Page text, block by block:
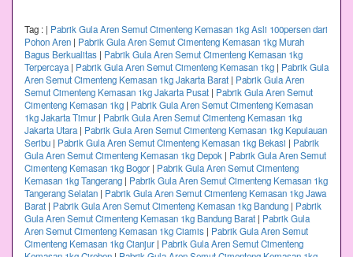
Tag : | Pabrik Gula Aren Semut Cimenteng Kemasan 1kg Asli 100persen dari
Pohon Aren | Pabrik Gula Aren Semut Cimenteng Kemasan 1kg Murah
Bagus Berkualitas | Pabrik Gula Aren Semut Cimenteng Kemasan 1kg
Terpercaya | Pabrik Gula Aren Semut Cimenteng Kemasan 1kg | Pabrik Gula
Aren Semut Cimenteng Kemasan 1kg Jakarta Barat | Pabrik Gula Aren
Semut Cimenteng Kemasan 1kg Jakarta Pusat | Pabrik Gula Aren Semut
Cimenteng Kemasan 1kg | Pabrik Gula Aren Semut Cimenteng Kemasan
1kg Jakarta Timur | Pabrik Gula Aren Semut Cimenteng Kemasan 1kg
Jakarta Utara | Pabrik Gula Aren Semut Cimenteng Kemasan 1kg Kepulauan
Seribu | Pabrik Gula Aren Semut Cimenteng Kemasan 1kg Bekasi | Pabrik
Gula Aren Semut Cimenteng Kemasan 1kg Depok | Pabrik Gula Aren Semut
Cimenteng Kemasan 1kg Bogor | Pabrik Gula Aren Semut Cimenteng
Kemasan 1kg Tangerang | Pabrik Gula Aren Semut Cimenteng Kemasan 1kg
Tangerang Selatan | Pabrik Gula Aren Semut Cimenteng Kemasan 1kg Jawa
Barat | Pabrik Gula Aren Semut Cimenteng Kemasan 1kg Bandung | Pabrik
Gula Aren Semut Cimenteng Kemasan 1kg Bandung Barat | Pabrik Gula
Aren Semut Cimenteng Kemasan 1kg Ciamis | Pabrik Gula Aren Semut
Cimenteng Kemasan 1kg Cianjur | Pabrik Gula Aren Semut Cimenteng